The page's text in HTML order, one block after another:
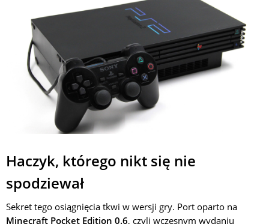
Haczyk, którego nikt się nie
spodziewał
Sekret tego osiągnięcia tkwi w wersji gry. Port oparto na
Minecraft Pocket Edition 0.6, czyli wczesnym wydaniu